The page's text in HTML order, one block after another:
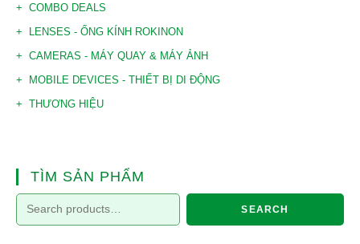
COMBO DEALS
LENSES - ỐNG KÍNH ROKINON
CAMERAS - MÁY QUAY & MÁY ẢNH
MOBILE DEVICES - THIẾT BỊ DI ĐỘNG
THƯƠNG HIỆU
TÌM SẢN PHẨM
SEARCH